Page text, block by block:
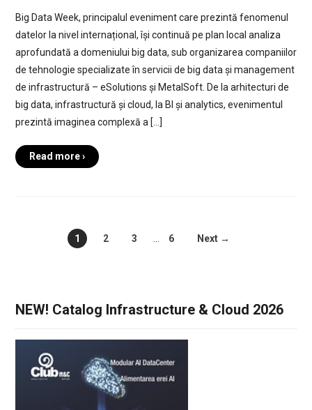
Big Data Week, principalul eveniment care prezintă fenomenul
datelor la nivel internațional, își continuă pe plan local analiza
aprofundată a domeniului big data, sub organizarea companiilor
de tehnologie specializate în servicii de big data și management
de infrastructură – eSolutions și MetalSoft. De la arhitecturi de
big data, infrastructură și cloud, la BI și analytics, evenimentul
prezintă imaginea complexă a […]
Read more ›
1 2 3 6 Next →
NEW! Catalog Infrastructure & Cloud 2026